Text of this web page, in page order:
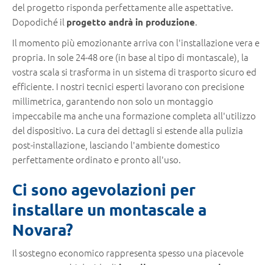
del progetto risponda perfettamente alle aspettative.
Dopodiché il progetto andrà in produzione.
Il momento più emozionante arriva con l'installazione vera e
propria. In sole 24-48 ore (in base al tipo di montascale), la
vostra scala si trasforma in un sistema di trasporto sicuro ed
efficiente. I nostri tecnici esperti lavorano con precisione
millimetrica, garantendo non solo un montaggio
impeccabile ma anche una formazione completa all'utilizzo
del dispositivo. La cura dei dettagli si estende alla pulizia
post-installazione, lasciando l'ambiente domestico
perfettamente ordinato e pronto all'uso.
Ci sono agevolazioni per
installare un montascale a
Novara?
Il sostegno economico rappresenta spesso una piacevole